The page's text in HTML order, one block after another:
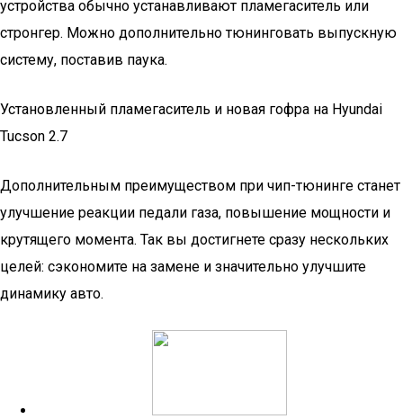
устройства обычно устанавливают пламегаситель или
стронгер. Можно дополнительно тюнинговать выпускную
систему, поставив паука.
Установленный пламегаситель и новая гофра на Hyundai
Tucson 2.7
Дополнительным преимуществом при чип-тюнинге станет
улучшение реакции педали газа, повышение мощности и
крутящего момента. Так вы достигнете сразу нескольких
целей: сэкономите на замене и значительно улучшите
динамику авто.